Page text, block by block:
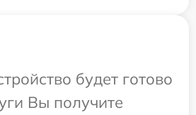
будет готово
Вы получите